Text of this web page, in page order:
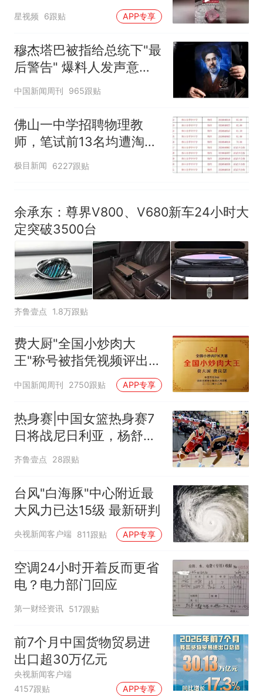
来源：参考消息）
笔试第一被第二名传话劝弃考
佛山一中学招聘物理教师，笔
试前13名均遭淘汰？教育局：
已叫停招聘，成立调查组全面
核查
台风"白海豚"中心附近最大风
力已达15级 最新研判
因老师一句“跟我回家”改写了
人生
风口未延伸到外墙
星视频 6跟贴 APP专享
穆杰塔巴被指给总统下"最
后警告" 爆料人发声意味
深长
中国新闻周刊 965跟贴
佛山一中学招聘物理教
师，笔试前13名均遭淘
汰？教育局：已叫停招
聘，成立调查组全面核查
极目新闻 6227跟贴
余承东：尊界V800、V680新车24小时大
定突破3500台
齐鲁壹点 1.8万跟贴
费大厨"全国小炒肉大
王"称号被指凭视频评出
官方回应
中国新闻周刊 2750跟贴 APP专享
热身赛|中国女篮热身赛7
日将战尼日利亚，杨舒予
有望出战
齐鲁壹点 28跟贴
台风"白海豚"中心附近最
大风力已达15级 最新研判
央视新闻客户端 811跟贴 APP专享
空调24小时开着反而更省
电？电力部门回应
第一财经资讯 517跟贴
前7个月中国货物贸易进
出口超30万亿元
央视新闻客户端
4157跟贴
APP专享